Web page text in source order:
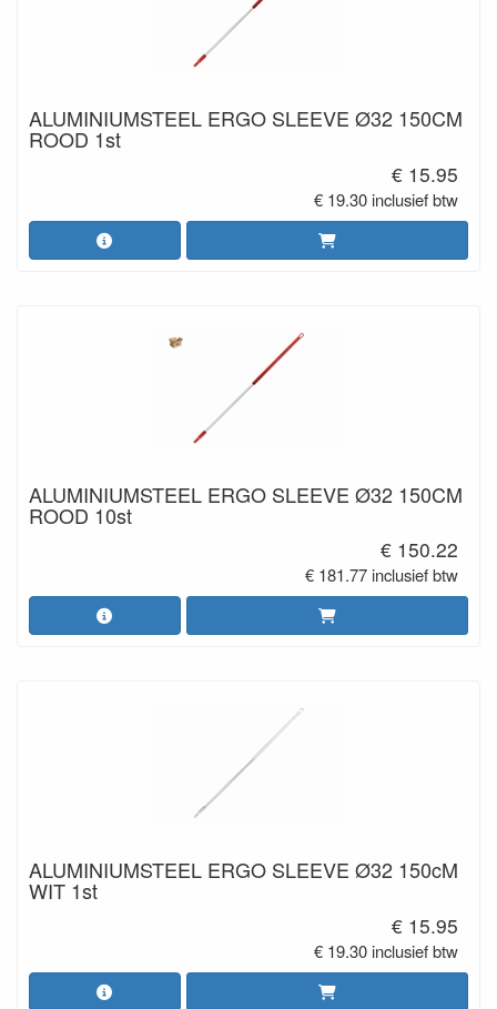
ALUMINIUMSTEEL ERGO SLEEVE Ø32 150CM
ROOD 1st
€ 15.95
€ 19.30 inclusief btw
ALUMINIUMSTEEL ERGO SLEEVE Ø32 150CM
ROOD 10st
€ 150.22
€ 181.77 inclusief btw
ALUMINIUMSTEEL ERGO SLEEVE Ø32 150cM
WIT 1st
€ 15.95
€ 19.30 inclusief btw